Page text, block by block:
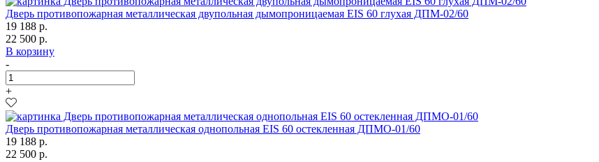
Дверь противопожарная металлическая двупольная дымопроницаемая EIS 60 глухая ДПМ-02/60
19 188 р.
22 500 р.
В корзину
-
+
Дверь противопожарная металлическая однопольная EIS 60 остекленная ДПМО-01/60
19 188 р.
22 500 р.